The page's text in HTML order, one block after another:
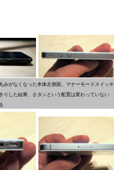
みがなくなった
りした結果、さ
本体左側面。マナーモードスイッ
タンという配置は変わっていない